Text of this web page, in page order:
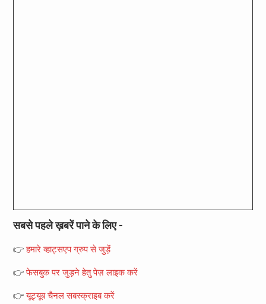
सबसे पहले ख़बरें पाने के लिए -
👉हमारे व्हाट्सएप ग्रुप से जुड़ें
👉फेसबुक पर जुड़ने हेतु पेज़ लाइक करें
👉यूट्यूब चैनल सबस्क्राइब करें